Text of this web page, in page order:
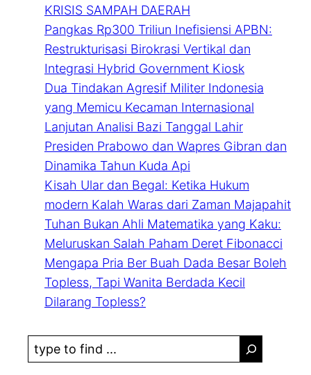
KRISIS SAMPAH DAERAH
Pangkas Rp300 Triliun Inefisiensi APBN:
Restrukturisasi Birokrasi Vertikal dan
Integrasi Hybrid Government Kiosk
Dua Tindakan Agresif Militer Indonesia
yang Memicu Kecaman Internasional
Lanjutan Analisi Bazi Tanggal Lahir
Presiden Prabowo dan Wapres Gibran dan
Dinamika Tahun Kuda Api
Kisah Ular dan Begal: Ketika Hukum
modern Kalah Waras dari Zaman Majapahit
Tuhan Bukan Ahli Matematika yang Kaku:
Meluruskan Salah Paham Deret Fibonacci
Mengapa Pria Ber Buah Dada Besar Boleh
Topless, Tapi Wanita Berdada Kecil
Dilarang Topless?
S
e